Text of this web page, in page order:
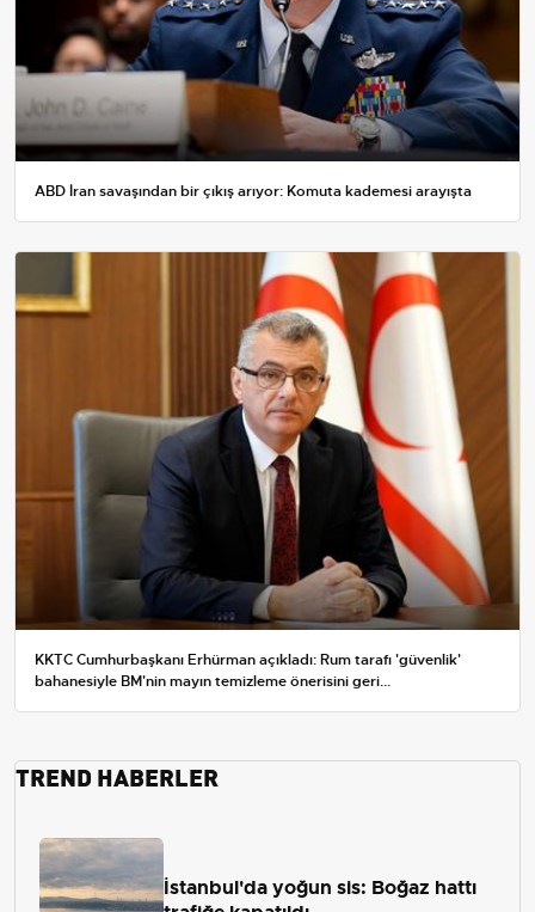
ABD İran savaşından bir çıkış arıyor: Komuta kademesi arayışta
KKTC Cumhurbaşkanı Erhürman açıkladı: Rum tarafı 'güvenlik'
bahanesiyle BM'nin mayın temizleme önerisini geri...
TREND HABERLER
İstanbul'da yoğun sis: Boğaz hattı